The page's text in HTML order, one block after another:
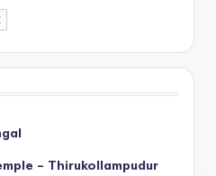
– Thirukollampudur